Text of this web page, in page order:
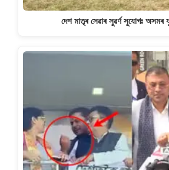
দেশ মাতৃৰ সেৱাৰ সুৱৰ্ণ সুযোগঃ অসমৰ